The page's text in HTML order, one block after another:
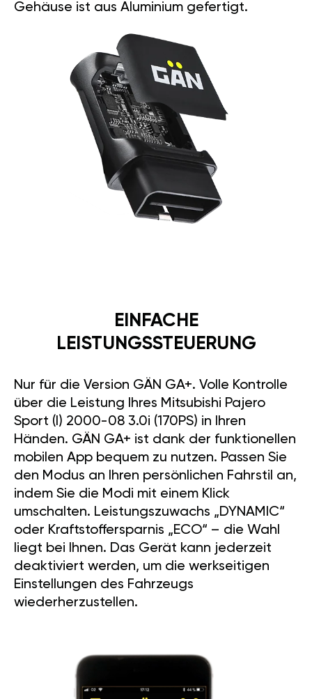
Gehäuse ist aus Aluminium gefertigt.
EINFACHE
LEISTUNGSSTEUERUNG
Nur für die Version GÄN GA+. Volle Kontrolle
über die Leistung Ihres Mitsubishi Pajero
Sport (I) 2000-08 3.0i (170PS) in Ihren
Händen. GÄN GA+ ist dank der funktionellen
mobilen App bequem zu nutzen. Passen Sie
den Modus an Ihren persönlichen Fahrstil an,
indem Sie die Modi mit einem Klick
umschalten. Leistungszuwachs „DYNAMIC“
oder Kraftstoffersparnis „ECO“ – die Wahl
liegt bei Ihnen. Das Gerät kann jederzeit
deaktiviert werden, um die werkseitigen
Einstellungen des Fahrzeugs
wiederherzustellen.